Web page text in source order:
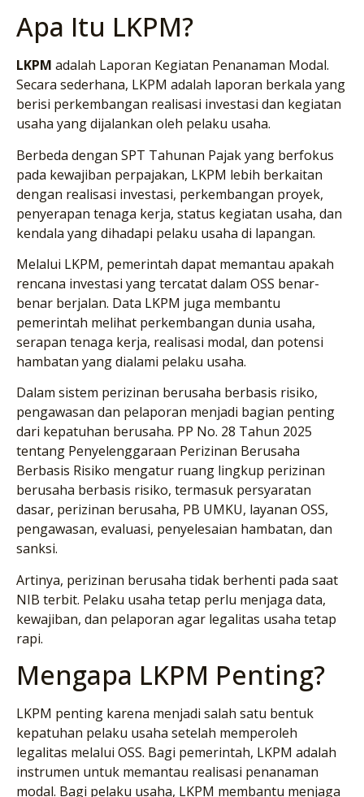
Apa Itu LKPM?
LKPM adalah Laporan Kegiatan Penanaman Modal.
Secara sederhana, LKPM adalah laporan berkala yang
berisi perkembangan realisasi investasi dan kegiatan
usaha yang dijalankan oleh pelaku usaha.
Berbeda dengan SPT Tahunan Pajak yang berfokus
pada kewajiban perpajakan, LKPM lebih berkaitan
dengan realisasi investasi, perkembangan proyek,
penyerapan tenaga kerja, status kegiatan usaha, dan
kendala yang dihadapi pelaku usaha di lapangan.
Melalui LKPM, pemerintah dapat memantau apakah
rencana investasi yang tercatat dalam OSS benar-
benar berjalan. Data LKPM juga membantu
pemerintah melihat perkembangan dunia usaha,
serapan tenaga kerja, realisasi modal, dan potensi
hambatan yang dialami pelaku usaha.
Dalam sistem perizinan berusaha berbasis risiko,
pengawasan dan pelaporan menjadi bagian penting
dari kepatuhan berusaha. PP No. 28 Tahun 2025
tentang Penyelenggaraan Perizinan Berusaha
Berbasis Risiko mengatur ruang lingkup perizinan
berusaha berbasis risiko, termasuk persyaratan
dasar, perizinan berusaha, PB UMKU, layanan OSS,
pengawasan, evaluasi, penyelesaian hambatan, dan
sanksi.
Artinya, perizinan berusaha tidak berhenti pada saat
NIB terbit. Pelaku usaha tetap perlu menjaga data,
kewajiban, dan pelaporan agar legalitas usaha tetap
rapi.
Mengapa LKPM Penting?
LKPM penting karena menjadi salah satu bentuk
kepatuhan pelaku usaha setelah memperoleh
legalitas melalui OSS. Bagi pemerintah, LKPM adalah
instrumen untuk memantau realisasi penanaman
modal. Bagi pelaku usaha, LKPM membantu menjaga